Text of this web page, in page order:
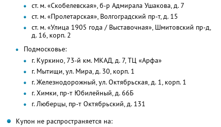
ст. м. «Скобелевская», б-р Адмирала Ушакова, д. 7
ст. м. «Пролетарская», Волгоградский пр-т, д. 15
ст. м. «Улица 1905 года / Выставочная», Шмитовский пр-д,
д. 16, корп. 2
Подмосковье:
г. Куркино, 73-й км. МКАД, д. 7, ТЦ «Арфа»
г. Мытищи, ул. Мира, д. 30, корп. 1
г. Железнодорожный, ул. Октябрьская, д. 1, корп. 1
г. Химки, пр-т Юбилейный, д. 66Б
г. Люберцы, пр-т Октябрьский, д. 131
Купон не распространяется на: